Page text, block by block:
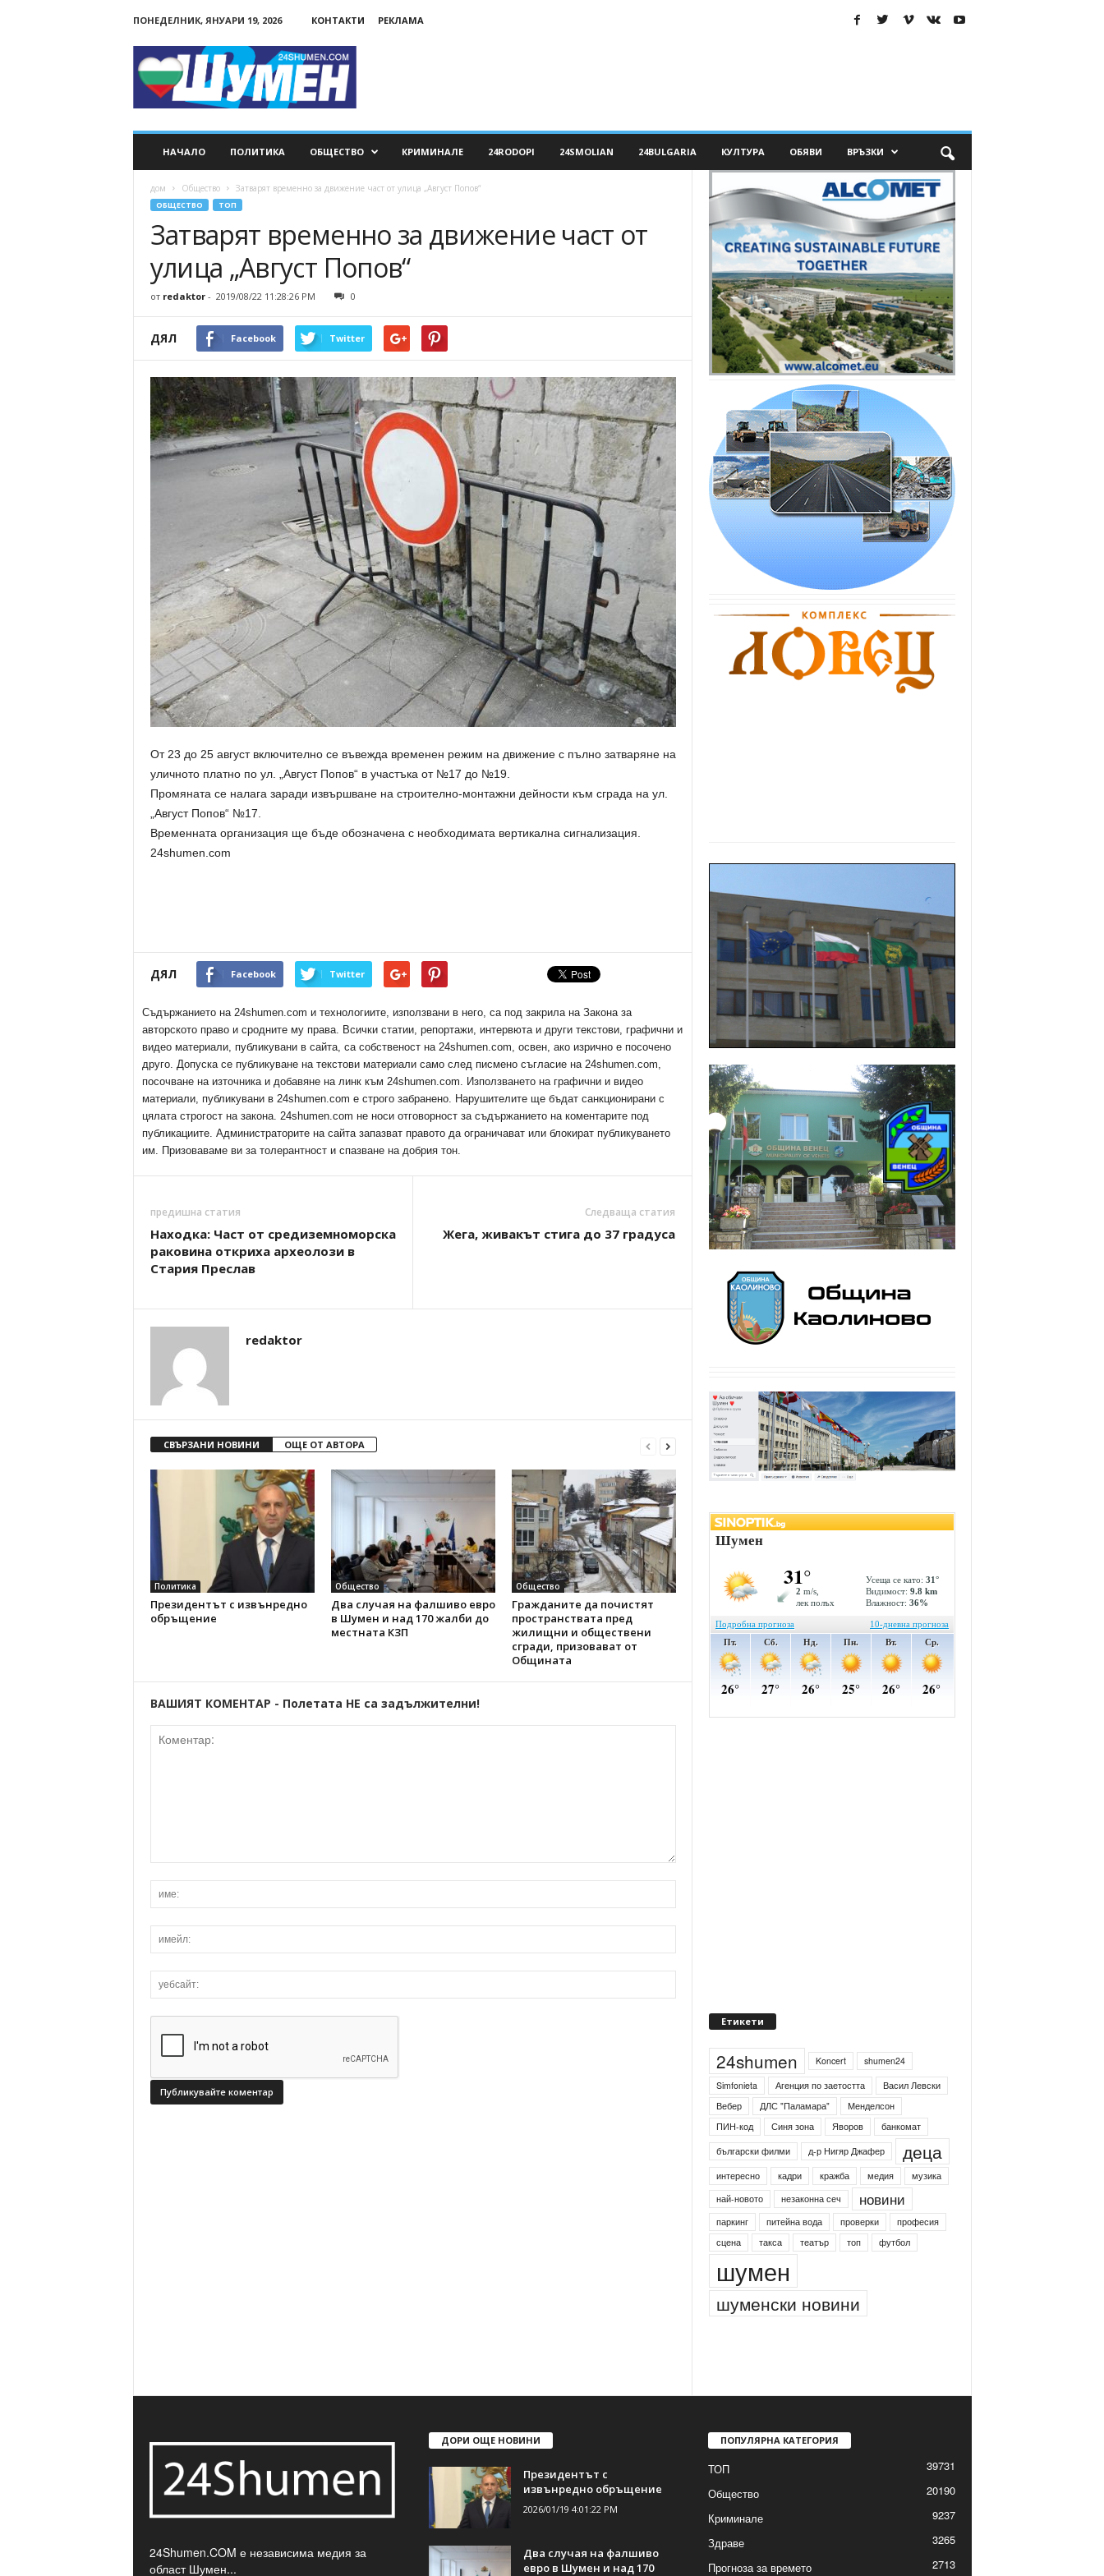
ПОНЕДЕЛНИК, ЯНУАРИ 19, 2026 КОНТАКТИ РЕКЛАМА
НАЧАЛО ПОЛИТИКА ОБЩЕСТВО КРИМИНАЛЕ 24RODOPI 24SMOLIAN 24BULGARIA КУЛТУРА ОБЯВИ ВРЪЗКИ
дом Общество Затварят временно за движение част от улица „Август Попов“
ОБЩЕСТВО ТОП
Затварят временно за движение част от
улица „Август Попов“
от redaktor- 2019/08/22 11:28:26 PM 0
ДЯЛ Facebook Twitter
От 23 до 25 август включително се въвежда временен режим на движение с пълно затваряне на
уличното платно по ул. „Август Попов“ в участъка от №17 до №19.
Промяната се налага заради извършване на строително-монтажни дейности към сграда на ул.
„Август Попов“ №17.
Временната организация ще бъде обозначена с необходимата вертикална сигнализация.
24shumen.com
ДЯЛ Facebook Twitter
Съдържанието на 24shumen.com и технологиите, използвани в него, са под закрила на Закона за
авторското право и сродните му права. Всички статии, репортажи, интервюта и други текстови, графични и
видео материали, публикувани в сайта, са собственост на 24shumen.com, освен, ако изрично е посочено
друго. Допуска се публикуване на текстови материали само след писмено съгласие на 24shumen.com,
посочване на източника и добавяне на линк към 24shumen.com. Използването на графични и видео
материали, публикувани в 24shumen.com е строго забранено. Нарушителите ще бъдат санкционирани с
цялата строгост на закона. 24shumen.com не носи отговорност за съдържанието на коментарите под
публикациите. Администраторите на сайта запазват правото да ограничават или блокират публикуването
им. Призоваваме ви за толерантност и спазване на добрия тон.
предишна статия
Находка: Част от средиземноморска
раковина откриха археолози в
Стария Преслав
Следваща статия
Жега, живакът стига до 37 градуса
redaktor
СВЪРЗАНИ НОВИНИ ОЩЕ ОТ АВТОРА
Политика
Президентът с извънредно
обръщение
Общество
Два случая на фалшиво евро
в Шумен и над 170 жалби до
местната КЗП
Общество
Гражданите да почистят
пространствата пред
жилищни и обществени
сгради, призовават от
Общината
ВАШИЯТ КОМЕНТАР - Полетата НЕ са задължителни!
Етикети
24shumen Koncert
shumen24
Simfonieta
Агенция по заетостта
Васил Левски
Вебер
ДЛС "Паламара"
Менделсон
ПИН-код
Синя зона Яворов
банкомат
български филми
д-р Нигяр Джафер деца
интересно кадри кражба медия
музика
най-новото
незаконна сеч новини
паркинг питейна вода проверки
професия
сцена
такса театър топ футбол
шумен
шуменски новини
24Shumen.COM е независима медия за
област Шумен...
ДОРИ ОЩЕ НОВИНИ
Президентът с
извънредно обръщение
2026/01/19 4:01:22 PM
Два случая на фалшиво
евро в Шумен и над 170
ПОПУЛЯРНА КАТЕГОРИЯ
ТОП
39731
Общество
20190
Криминале
9237
Здраве
3265
Прогноза за времето
2713